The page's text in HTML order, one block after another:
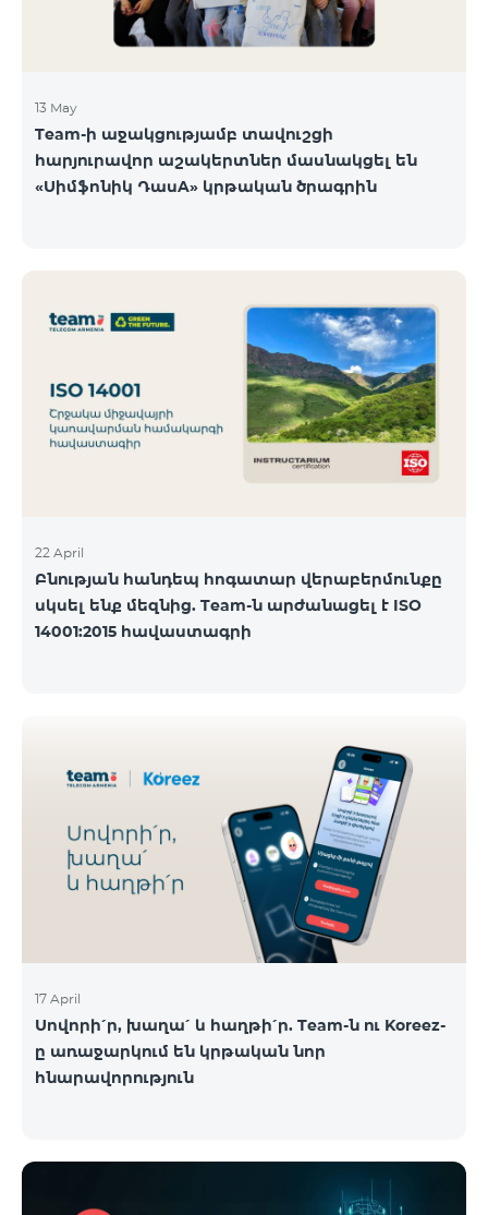
13 May
Team-ի աջակցությամբ տավուշցի
հարյուրավոր աշակերտներ մասնակցել են
«Սիմֆոնիկ ԴասA» կրթական ծրագրին
22 April
Բնության հանդեպ հոգատար վերաբերմունքը
սկսել ենք մեզնից. Team-ն արժանացել է ISO
14001:2015 հավաստագրի
17 April
Սովորի՛ր, խաղա՛ և հաղթի՛ր. Team-ն ու Koreez-
ը առաջարկում են կրթական նոր
հնարավորություն